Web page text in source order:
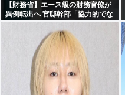
【財務省】エース級の財務官僚が
異例転出へ 官邸幹部「協力的でな
かったから」